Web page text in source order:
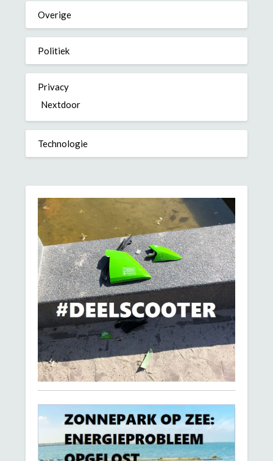
Overige
Politiek
Privacy
Nextdoor
Technologie